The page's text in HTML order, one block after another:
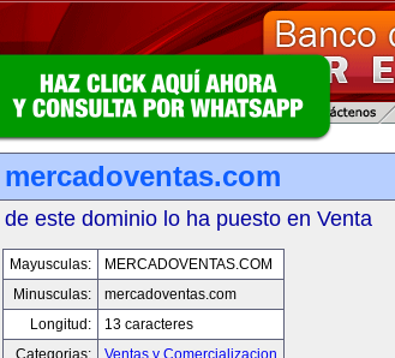
mercadoventas.com
este dominio lo ha puesto en Venta
Mayusculas:
MERCADOVENTAS.COM
Minusculas:
mercadoventas.com
Longitud:
13 caracteres
Categorias:
Ventas y Comercializacion